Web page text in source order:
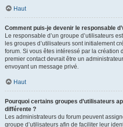
Haut
Comment puis-je devenir le responsable
Le responsable d’un groupe d’utilisateurs
les groupes d’utilisateurs sont initialement
forum. Si vous êtes intéressé par la création
premier contact devrait être un
envoyant un message privé.
Haut
Pourquoi certains groupes d’utilisateurs
différente ?
Les administrateurs du forum peuvent
groupe d’utilisateurs afin de faciliter leur